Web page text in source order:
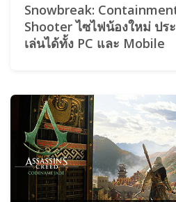
Snowbreak:
Shooter ไซไฟน้องใหม่ ปร
เล่นได้ทั้ง PC และ Mobile